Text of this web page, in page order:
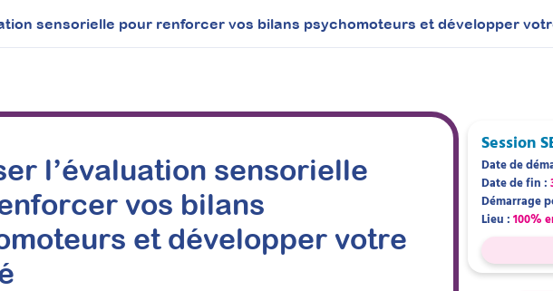
sensorielle pour renforcer vos bilans psychomoteurs et développer
l’évaluation sensorielle
vos bilans
et développer votre
Session
Date de
Date de fin :
Démarrage
Lieu : 100%